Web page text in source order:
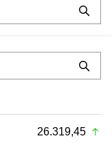
26.319,45